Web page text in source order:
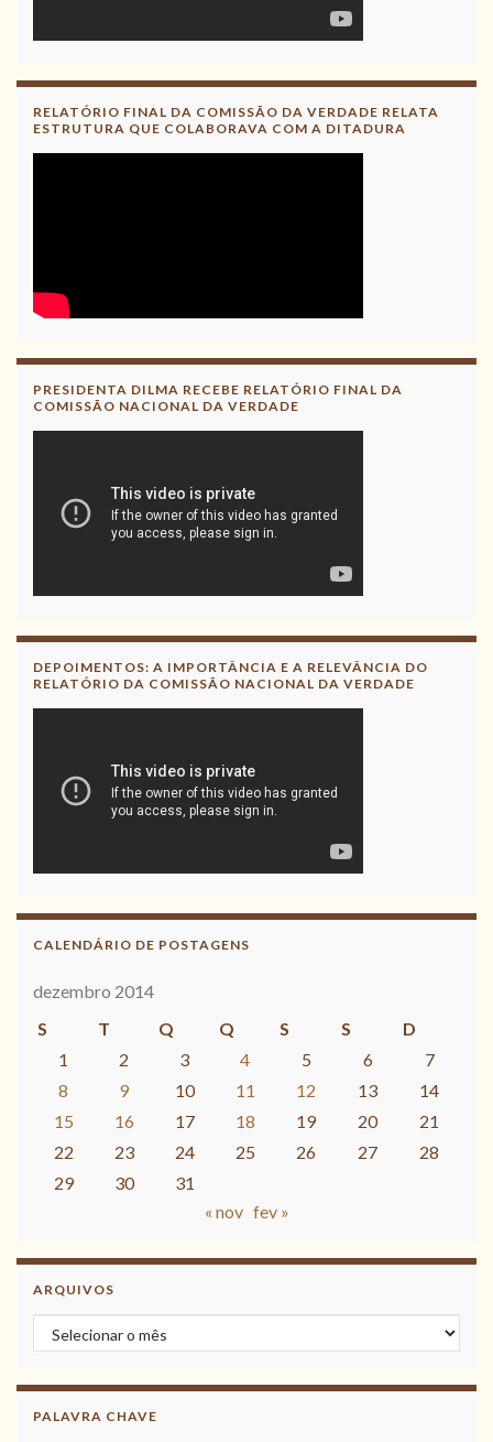
RELATÓRIO FINAL DA COMISSÃO DA VERDADE RELATA
ESTRUTURA QUE COLABORAVA COM A DITADURA
PRESIDENTA DILMA RECEBE RELATÓRIO FINAL DA
COMISSÃO NACIONAL DA VERDADE
DEPOIMENTOS: A IMPORTÂNCIA E A RELEVÂNCIA DO
RELATÓRIO DA COMISSÃO NACIONAL DA VERDADE
CALENDÁRIO DE POSTAGENS
dezembro 2014
S
T Q Q S S
D
1
2 3 4 5 6
7
8
9 10 11 12 13
14
15
16 17 18 19 20
21
22
23 24 25 26 27
28
29
30
31
« nov fev »
ARQUIVOS
Arquivos
PALAVRA CHAVE